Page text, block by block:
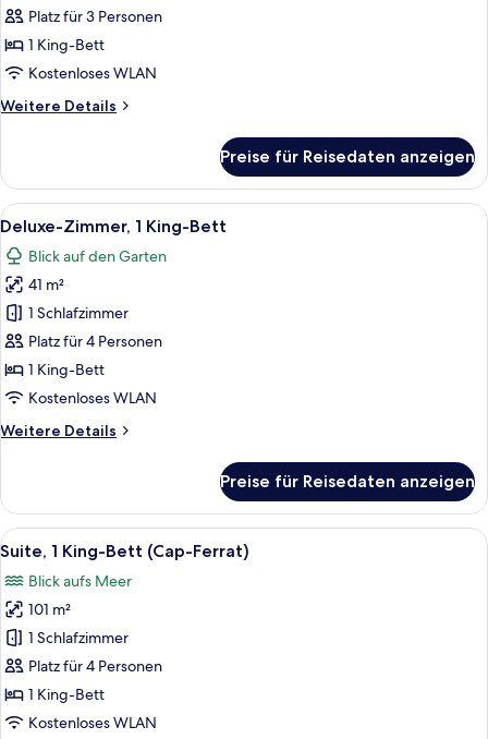
1 King-
Bett
(Pinewood
anzeigen
Platz für 3 Personen
1 King-Bett
Kostenloses WLAN
Weitere Details
Weitere
Zimmer,
1 King-
Bett
View)
Preise für Reisedaten anzeigen
Alle
Fotos
für
Deluxe-
Zimmer,
1 King-
Bett
anzeigen
Ein modernes Hotelzimmer mit
7
Deluxe-Zimmer, 1 King-Bett
Blick auf den Garten
41 m²
1 Schlafzimmer
Platz für 4 Personen
1 King-Bett
Kostenloses WLAN
Weitere Details
Weitere
Zimmer,
1 King-
Bett
Preise für Reisedaten anzeigen
Alle
Fotos
für
Suite,
1 King-
Bett
(Cap-
Ferrat)
Ein geräumiges Schlafzimmer mit
5
Suite, 1 King-Bett (Cap-Ferrat)
Blick aufs Meer
101 m²
1 Schlafzimmer
Platz für 4 Personen
1 King-Bett
Kostenloses WLAN